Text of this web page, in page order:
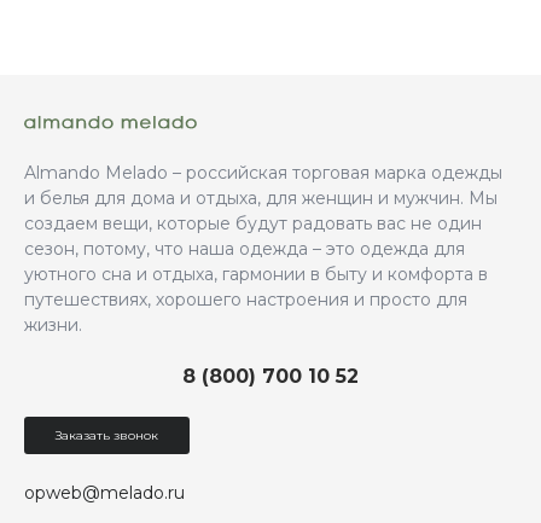
Almando Melado – российская торговая марка одежды
и белья для дома и отдыха, для женщин и мужчин. Мы
создаем вещи, которые будут радовать вас не один
сезон, потому, что наша одежда – это одежда для
уютного сна и отдыха, гармонии в быту и комфорта в
путешествиях, хорошего настроения и просто для
жизни.
8 (800) 700 10 52
opweb@melado.ru
Заказать звонок